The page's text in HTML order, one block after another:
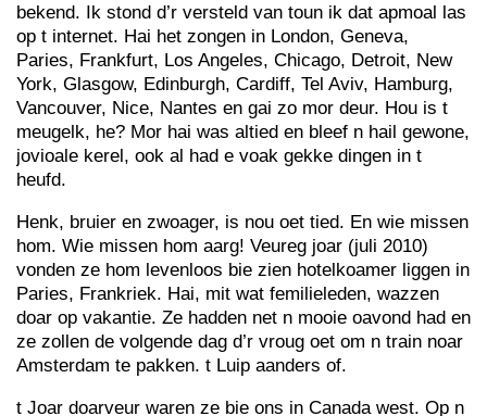
bekend. Ik stond d’r versteld van toun ik dat apmoal las
op t internet. Hai het zongen in London, Geneva,
Paries, Frankfurt, Los Angeles, Chicago, Detroit, New
York, Glasgow, Edinburgh, Cardiff, Tel Aviv, Hamburg,
Vancouver, Nice, Nantes en gai zo mor deur. Hou is t
meugelk, he? Mor hai was altied en bleef n hail gewone,
jovioale kerel, ook al had e voak gekke dingen in t
heufd.
Henk, bruier en zwoager, is nou oet tied. En wie missen
hom. Wie missen hom aarg! Veureg joar (juli 2010)
vonden ze hom levenloos bie zien hotelkoamer liggen in
Paries, Frankriek. Hai, mit wat femilieleden, wazzen
doar op vakantie. Ze hadden net n mooie oavond had en
ze zollen de volgende dag d’r vroug oet om n train noar
Amsterdam te pakken. t Luip aanders of.
t Joar doarveur waren ze bie ons in Canada west. Op n